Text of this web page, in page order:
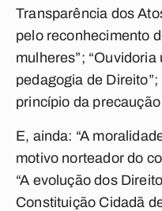
Transparência dos
pelo reconhecimento
mulheres”;
pedagogia de
princípio da
E, ainda: “A
motivo norteador do
“A evolução dos
Constituição Cidadã